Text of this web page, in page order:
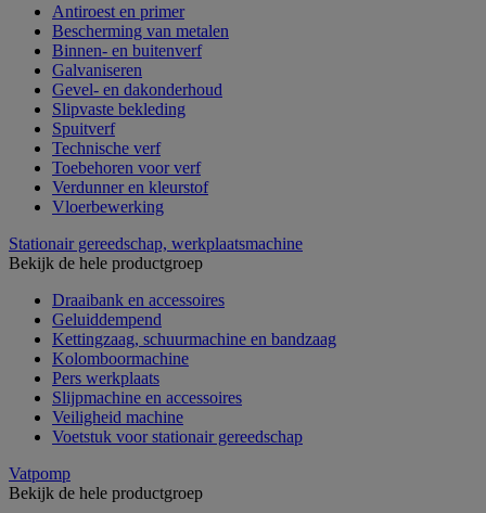
Antiroest en primer
Bescherming van metalen
Binnen- en buitenverf
Galvaniseren
Gevel- en dakonderhoud
Slipvaste bekleding
Spuitverf
Technische verf
Toebehoren voor verf
Verdunner en kleurstof
Vloerbewerking
Stationair gereedschap, werkplaatsmachine
Bekijk de hele productgroep
Draaibank en accessoires
Geluiddempend
Kettingzaag, schuurmachine en bandzaag
Kolomboormachine
Pers werkplaats
Slijpmachine en accessoires
Veiligheid machine
Voetstuk voor stationair gereedschap
Vatpomp
Bekijk de hele productgroep